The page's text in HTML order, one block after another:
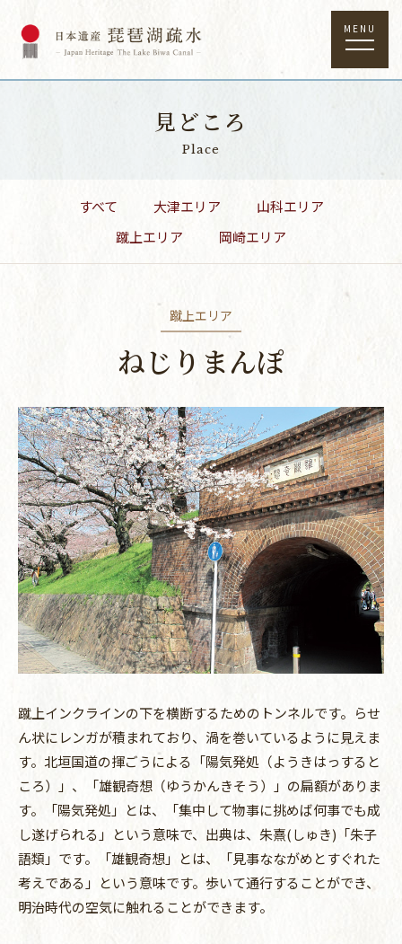
MENU
見どころ
Place
すべて 大津エリア
山科エリア
蹴上エリア
岡崎エリア
蹴上エリア
ねじりまんぽ
蹴上インクラインの下を横断するためのトンネルです。らせ
ん状にレンガが積まれており、渦を巻いているように見えま
す。北垣国道の揮ごうによる「陽気発処（ようきはっすると
ころ）」、「雄観奇想（ゆうかんきそう）」の扁額がありま
す。「陽気発処」とは、「集中して物事に挑めば何事でも成
し遂げられる」という意味で、出典は、朱熹(しゅき)「朱子
語類」です。「雄観奇想」とは、「見事なながめとすぐれた
考えである」という意味です。歩いて通行することができ、
明治時代の空気に触れることができます。